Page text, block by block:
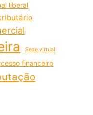
liberal
Sede virtual
financeiro